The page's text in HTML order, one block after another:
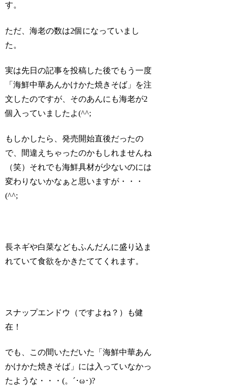
す。
ただ、海老の数は2個になっていまし
た。
実は先日の記事を投稿した後でもう一度
「海鮮中華あんかけかた焼きそば」を注
文したのですが、そのあんにも海老が2
個入っていましたよ(^^;
もしかしたら、発売開始直後だったの
で、間違えちゃったのかもしれませんね
（笑）それでも海鮮具材が少ないのには
変わりないかなぁと思いますが・・・
(^^;
長ネギや白菜などもふんだんに盛り込ま
れていて食欲をかきたててくれます。
スナップエンドウ（ですよね？）も健
在！
でも、この間いただいた「海鮮中華あん
かけかた焼きそば」には入っていなかっ
たような・・・(。´･ω･)?